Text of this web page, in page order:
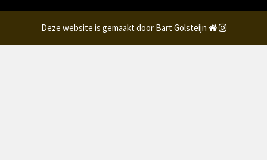
Deze website is gemaakt door Bart Golsteijn